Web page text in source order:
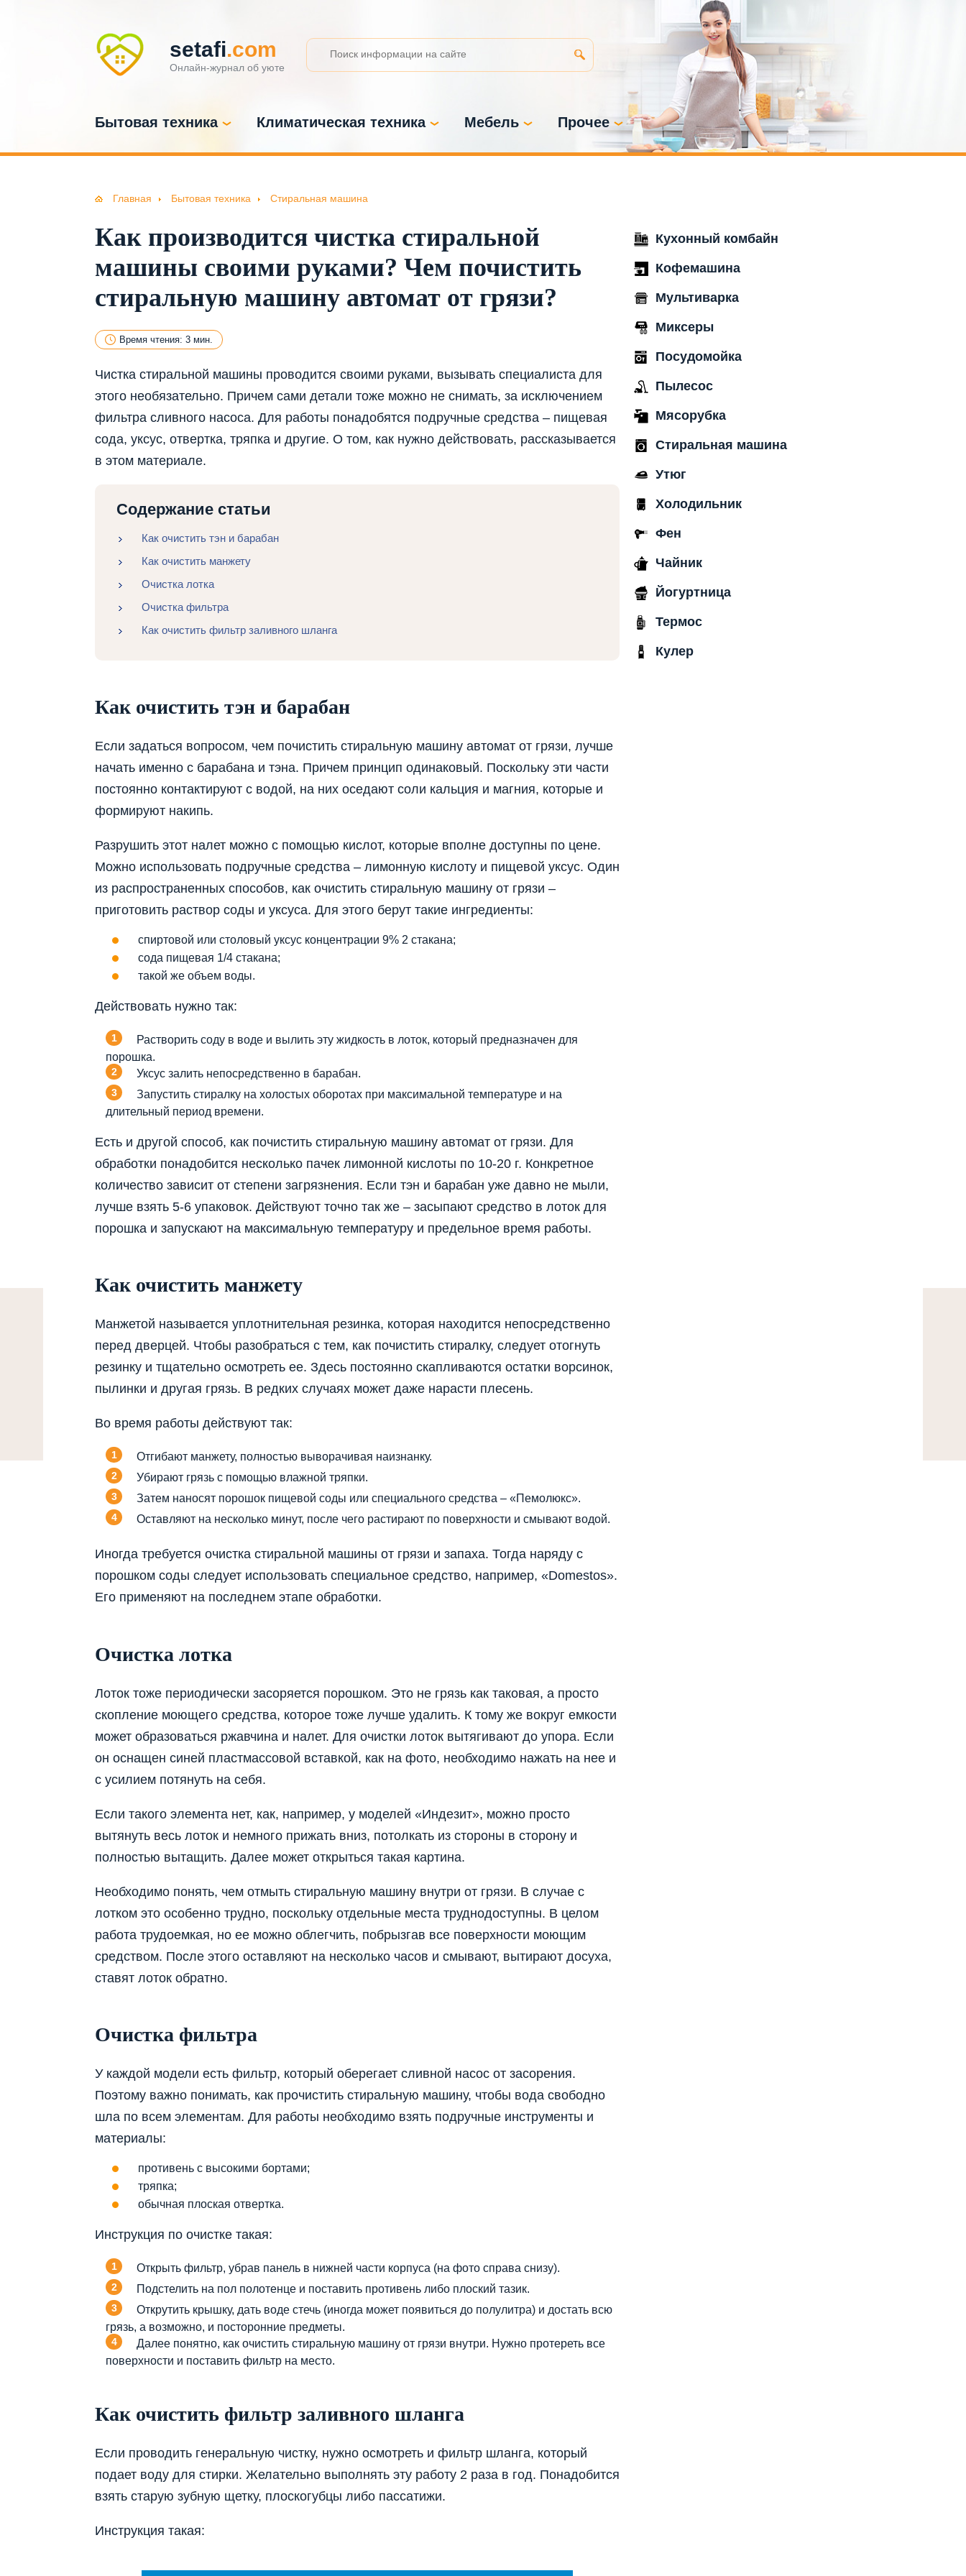
setafi.com
Онлайн-журнал об уюте
Бытовая техника Климатическая техника Мебель Прочее
Главная Бытовая техника Стиральная машина
Как производится чистка стиральной
машины своими руками? Чем почистить
стиральную машину автомат от грязи?
Время чтения: 3 мин.
Чистка стиральной машины проводится своими руками, вызывать специалиста для
этого необязательно. Причем сами детали тоже можно не снимать, за исключением
фильтра сливного насоса. Для работы понадобятся подручные средства – пищевая
сода, уксус, отвертка, тряпка и другие. О том, как нужно действовать, рассказывается
в этом материале.
Содержание статьи
Как очистить тэн и барабан
Как очистить манжету
Очистка лотка
Очистка фильтра
Как очистить фильтр заливного шланга
Как очистить тэн и барабан
Если задаться вопросом, чем почистить стиральную машину автомат от грязи, лучше
начать именно с барабана и тэна. Причем принцип одинаковый. Поскольку эти части
постоянно контактируют с водой, на них оседают соли кальция и магния, которые и
формируют накипь.
Разрушить этот налет можно с помощью кислот, которые вполне доступны по цене.
Можно использовать подручные средства – лимонную кислоту и пищевой уксус. Один
из распространенных способов, как очистить стиральную машину от грязи –
приготовить раствор соды и уксуса. Для этого берут такие ингредиенты:
спиртовой или столовый уксус концентрации 9% 2 стакана;
сода пищевая 1/4 стакана;
такой же объем воды.
Действовать нужно так:
Растворить соду в воде и вылить эту жидкость в лоток, который предназначен для
порошка.
Уксус залить непосредственно в барабан.
Запустить стиралку на холостых оборотах при максимальной температуре и на
длительный период времени.
Есть и другой способ, как почистить стиральную машину автомат от грязи. Для
обработки понадобится несколько пачек лимонной кислоты по 10-20 г. Конкретное
количество зависит от степени загрязнения. Если тэн и барабан уже давно не мыли,
лучше взять 5-6 упаковок. Действуют точно так же – засыпают средство в лоток для
порошка и запускают на максимальную температуру и предельное время работы.
Как очистить манжету
Манжетой называется уплотнительная резинка, которая находится непосредственно
перед дверцей. Чтобы разобраться с тем, как почистить стиралку, следует отогнуть
резинку и тщательно осмотреть ее. Здесь постоянно скапливаются остатки ворсинок,
пылинки и другая грязь. В редких случаях может даже нарасти плесень.
Во время работы действуют так:
Отгибают манжету, полностью выворачивая наизнанку.
Убирают грязь с помощью влажной тряпки.
Затем наносят порошок пищевой соды или специального средства – «Пемолюкс».
Оставляют на несколько минут, после чего растирают по поверхности и смывают водой.
Иногда требуется очистка стиральной машины от грязи и запаха. Тогда наряду с
порошком соды следует использовать специальное средство, например, «Domestos».
Его применяют на последнем этапе обработки.
Очистка лотка
Лоток тоже периодически засоряется порошком. Это не грязь как таковая, а просто
скопление моющего средства, которое тоже лучше удалить. К тому же вокруг емкости
может образоваться ржавчина и налет. Для очистки лоток вытягивают до упора. Если
он оснащен синей пластмассовой вставкой, как на фото, необходимо нажать на нее и
с усилием потянуть на себя.
Если такого элемента нет, как, например, у моделей «Индезит», можно просто
вытянуть весь лоток и немного прижать вниз, потолкать из стороны в сторону и
полностью вытащить. Далее может открыться такая картина.
Необходимо понять, чем отмыть стиральную машину внутри от грязи. В случае с
лотком это особенно трудно, поскольку отдельные места труднодоступны. В целом
работа трудоемкая, но ее можно облегчить, побрызгав все поверхности моющим
средством. После этого оставляют на несколько часов и смывают, вытирают досуха,
ставят лоток обратно.
Очистка фильтра
У каждой модели есть фильтр, который оберегает сливной насос от засорения.
Поэтому важно понимать, как прочистить стиральную машину, чтобы вода свободно
шла по всем элементам. Для работы необходимо взять подручные инструменты и
материалы:
противень с высокими бортами;
тряпка;
обычная плоская отвертка.
Инструкция по очистке такая:
Открыть фильтр, убрав панель в нижней части корпуса (на фото справа снизу).
Подстелить на пол полотенце и поставить противень либо плоский тазик.
Открутить крышку, дать воде стечь (иногда может появиться до полулитра) и достать всю
грязь, а возможно, и посторонние предметы.
Далее понятно, как очистить стиральную машину от грязи внутри. Нужно протереть все
поверхности и поставить фильтр на место.
Как очистить фильтр заливного шланга
Если проводить генеральную чистку, нужно осмотреть и фильтр шланга, который
подает воду для стирки. Желательно выполнять эту работу 2 раза в год. Понадобится
взять старую зубную щетку, плоскогубцы либо пассатижи.
Инструкция такая:
Кухонный комбайн
Кофемашина
Мультиварка
Миксеры
Посудомойка
Пылесос
Мясорубка
Стиральная машина
Утюг
Холодильник
Фен
Чайник
Йогуртница
Термос
Кулер